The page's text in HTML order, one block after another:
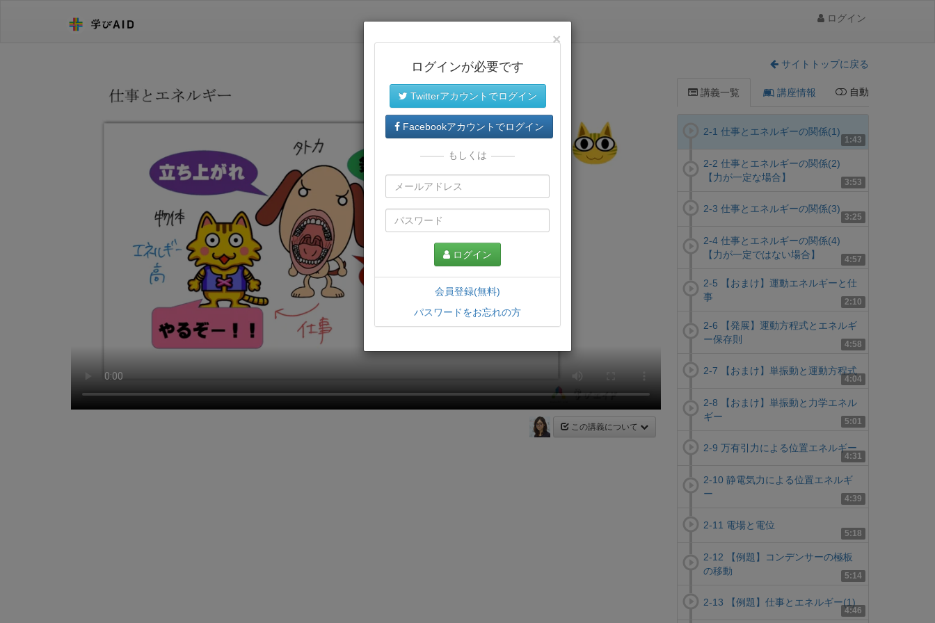
ログイン
サイトトップに戻る
この講義について
講義一覧 講座情報 自動
1:43
2-1 仕事とエネルギーの関係(1)
3:53
2-2 仕事とエネルギーの関係(2)
【力が一定な場合】
3:25
2-3 仕事とエネルギーの関係(3)
4:57
2-4 仕事とエネルギーの関係(4)
【力が一定ではない場合】
2:10
2-5 【おまけ】運動エネルギーと仕
事
4:58
2-6 【発展】運動方程式とエネルギ
ー保存則
4:04
2-7 【おまけ】単振動と運動方程式
5:01
2-8 【おまけ】単振動と力学エネル
ギー
4:31
2-9 万有引力による位置エネルギー
4:39
2-10 静電気力による位置エネルギ
ー
5:18
2-11 電場と電位
5:14
2-12 【例題】コンデンサーの極板
の移動
4:46
2-13 【例題】仕事とエネルギー(1)
×
ログインが必要です
Twitterアカウントでログイン
Facebookアカウントでログイン
もしくは
ログイン
会員登録(無料)
パスワードをお忘れの方